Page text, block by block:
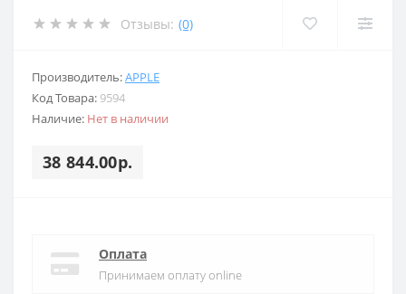
Отзывы: (0)
Производитель:APPLE
Код Товара: 9594
Наличие: Нет в наличии
38 844.00р.
Оплата
Принимаем оплату online